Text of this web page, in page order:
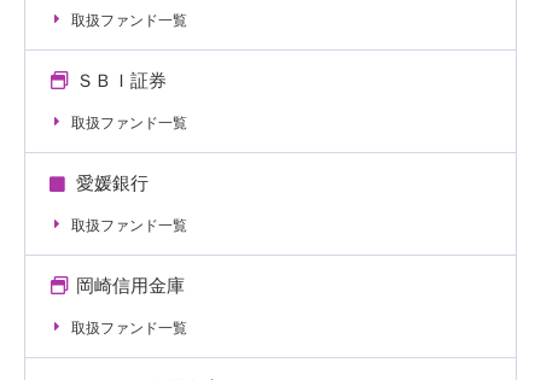
取扱ファンド一覧
ＳＢＩ証券
取扱ファンド一覧
愛媛銀行
取扱ファンド一覧
岡崎信用金庫
取扱ファンド一覧